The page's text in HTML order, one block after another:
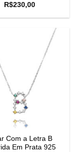
R$230,00
Com a Letra B
Em Prata 925